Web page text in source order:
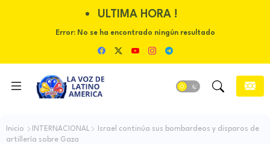
ULTIMA HORA !
Error:No se ha encontrado ningún resultado
Inicio INTERNACIONAL
Israel continúa sus bombardeos y disparos de
artillería sobre Gaza